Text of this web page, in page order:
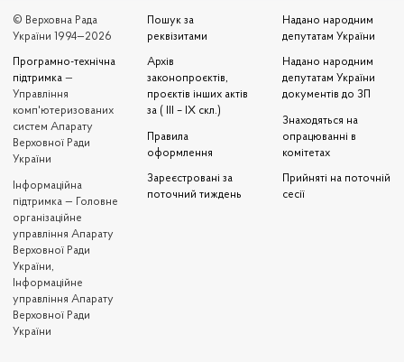
© Верховна Рада
України 1994—2026
Програмно-технічна
підтримка —
Управління
комп'ютеризованих
систем Апарату
Верховної Ради
України
Iнформаційна
підтримка — Головне
організаційне
управління Апарату
Верховної Ради
України,
Інформаційне
управління Апарату
Верховної Ради
України
Пошук за
реквізитами
Архів
законопроєктів,
проєктів інших актів
за ( III – IX скл.)
Правила
оформлення
Зареєстровані за
поточний тиждень
Надано народним
депутатам України
Надано народним
депутатам України
документів до ЗП
Знаходяться на
опрацюванні в
комітетах
Прийняті на поточній
сесії